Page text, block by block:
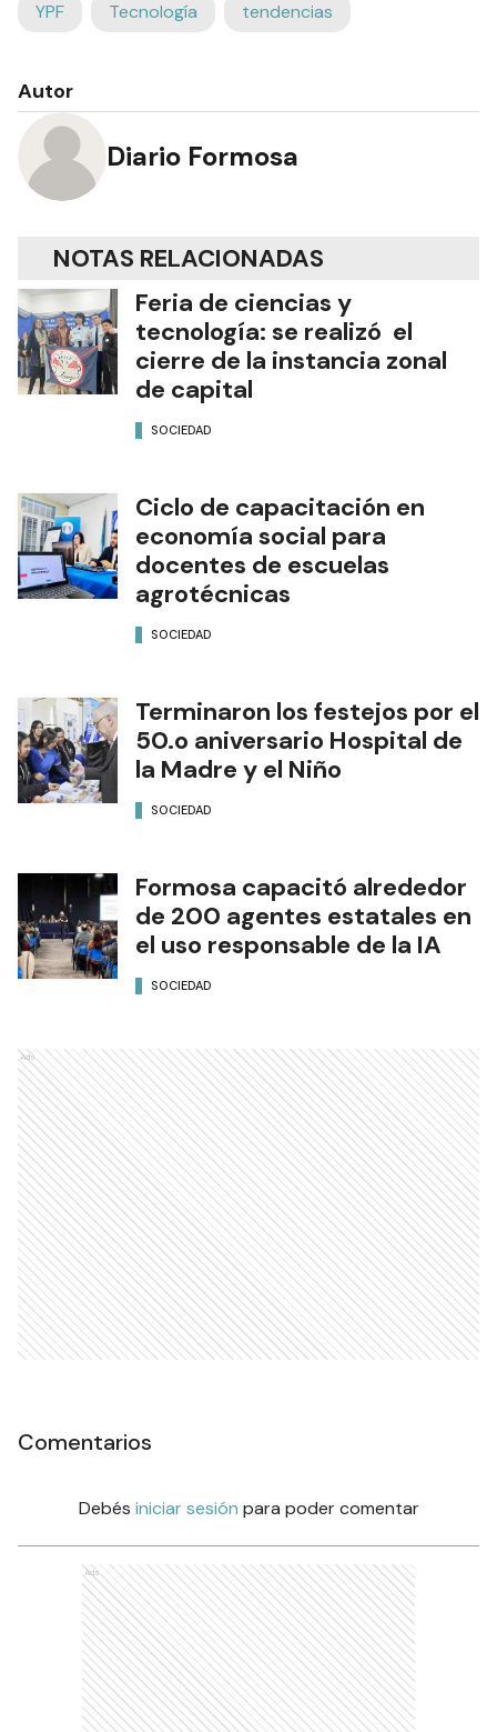
YPF Tecnología tendencias
Autor
Diario Formosa
NOTAS RELACIONADAS
Feria de ciencias y
tecnología: se realizó el
cierre de la instancia zonal
de capital
SOCIEDAD
Ciclo de capacitación en
economía social para
docentes de escuelas
agrotécnicas
SOCIEDAD
Terminaron los festejos por el
50.o aniversario Hospital de
la Madre y el Niño
SOCIEDAD
Formosa capacitó alrededor
de 200 agentes estatales en
el uso responsable de la IA
SOCIEDAD
Ads
Comentarios
Debés iniciar sesión para poder comentar
Ads